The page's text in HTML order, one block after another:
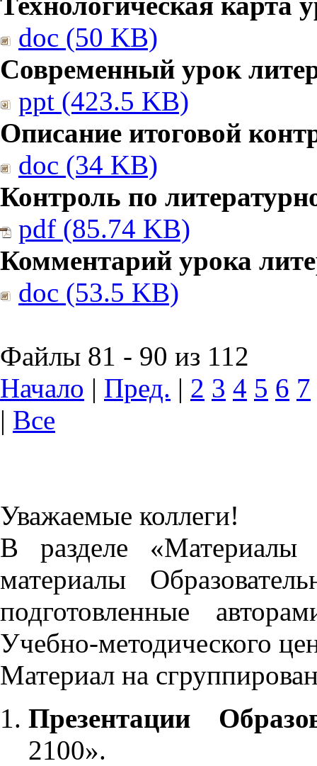
doc (50 KB)
Современный урок
ppt (423.5 KB)
Описание итоговой
doc (34 KB)
Контроль по
pdf (85.74 KB)
Комментарий урока
doc (53.5 KB)
Файлы 81 - 90 из 112
Начало | Пред. | 2 3 4 5 6 7
| Все
Уважаемые коллеги!
В разделе «Материалы
материалы
подготовленные
Учебно-методического
Материал на
Презентации
2100».